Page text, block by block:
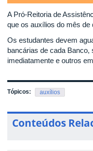
A Pró-Reitoria de
que os auxílios do mês de
Os estudantes devem
bancárias de cada Banco,
imediatamente e outros
Tópicos: auxílios
Conteúdos